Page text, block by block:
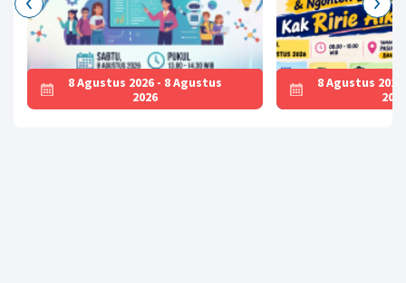
8 Agustus 2026 - 8 Agustus
2026
8 Agustus
2026